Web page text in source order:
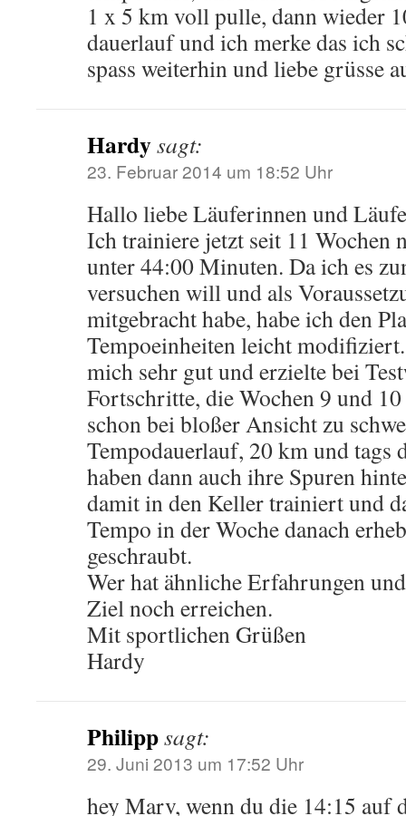
1 x 5 km voll pulle, dann wieder
dauerlauf und ich merke das ich
spass weiterhin und liebe grüsse
Hardysagt:
23. Februar 2014 um 18:52 Uhr
Hallo liebe Läuferinnen und
Ich trainiere jetzt seit 11 Wochen
unter 44:00 Minuten. Da ich es
versuchen will und als
mitgebracht habe, habe ich den
Tempoeinheiten leicht
mich sehr gut und erzielte bei
Fortschritte, die Wochen 9 und
schon bei bloßer Ansicht zu
Tempodauerlauf, 20 km und tags
haben dann auch ihre Spuren
damit in den Keller trainiert und
Tempo in der Woche danach
geschraubt.
Wer hat ähnliche Erfahrungen
Ziel noch erreichen.
Mit sportlichen Grüßen
Hardy
Philippsagt:
29. Juni 2013 um 17:52 Uhr
hey Marv, wenn du die 14:15 auf